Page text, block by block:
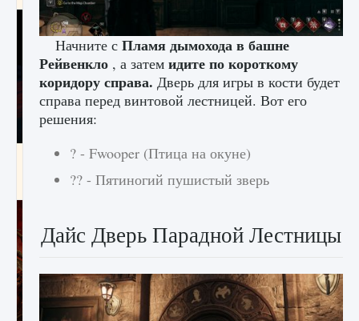
Как создавать предметы в Creatures of Ava
9 августа 2024 1 266 0 0
Начните с Пламя дымохода в башне
Рейвенкло , а затем идите по короткому
коридору справа. Дверь для игры в кости будет
справа перед винтовой лестницей. Вот его
решения:
? - Fwooper (Птица на окуне)
?? - Пятиногий пушистый зверь
Дайс Дверь Парадной Лестницы